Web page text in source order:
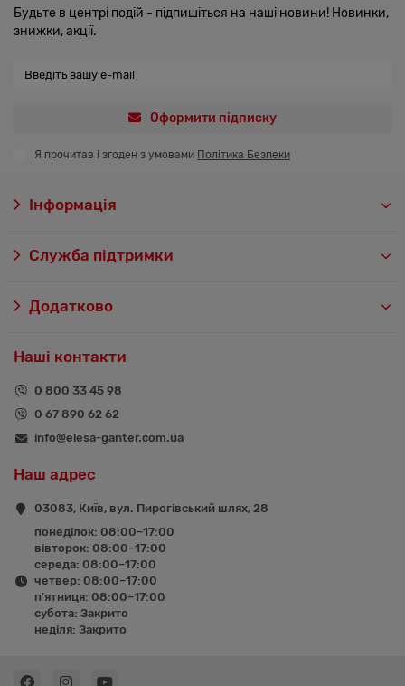
Будьте в центрі подій - підпишіться на наші новини! Новинки,
знижки, акції.
Оформити підписку
Я прочитав і згоден з умовами Політика Безпеки
Інформація
Служба підтримки
Додатково
Наші контакти
0 800 33 45 98
0 67 890 62 62
info@elesa-ganter.com.ua
Наш адрес
03083, Київ, вул. Пирогівський шлях, 28
понеділок: 08:00–17:00
вівторок: 08:00–17:00
середа: 08:00–17:00
четвер: 08:00–17:00
п'ятниця: 08:00–17:00
субота: Закрито
неділя: Закрито